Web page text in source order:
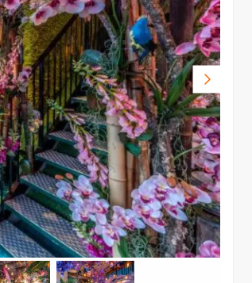
Volgende
foto